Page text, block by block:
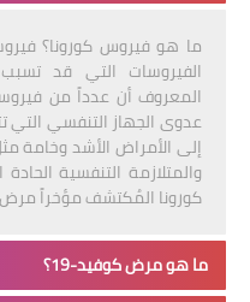
ما هو فيروس كورونا؟
الفيروسات التي قد
المعروف أن عدداً من
عدوى الجهاز التنفسي التي
إلى الأمراض الأشد وخامة
والمتلازمة التنفسية
كورونا المُكتشف مؤخراً مرض
ما هو مرض كوفيد-19؟